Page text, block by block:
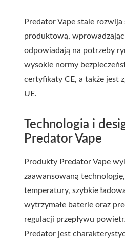
Predator Vape stale
produktową,
odpowiadają na potrzeby
wysokie normy
certyfikaty CE, a także jest
UE.
Technologia i
Predator Vape
Produkty Predator Vape
zaawansowaną
temperatury, szybkie
wytrzymałe baterie oraz
regulacji przepływu
Predator jest